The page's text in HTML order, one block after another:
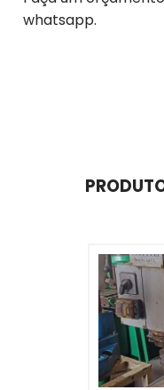
whatsapp.